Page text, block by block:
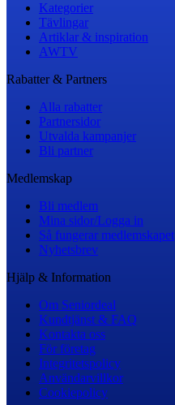
Kategorier
Tävlingar
Artiklar & inspiration
AWTV
Rabatter & Partners
Alla rabatter
Partnersidor
Utvalda kampanjer
Bli partner
Medlemskap
Bli medlem
Mina sidor/Logga in
Så fungerar medlemskapet
Nyhetsbrev
Hjälp & Information
Om Seniordeal
Kundtjänst & FAQ
Kontakta oss
För företag
Integritetspolicy
Användarvillkor
Cookiepolicy